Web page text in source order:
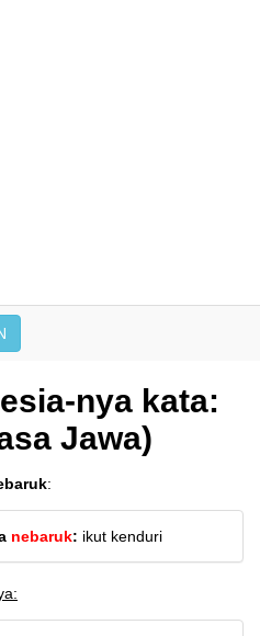
nya kata:
Jawa)
:
nebaruk: ikut kenduri